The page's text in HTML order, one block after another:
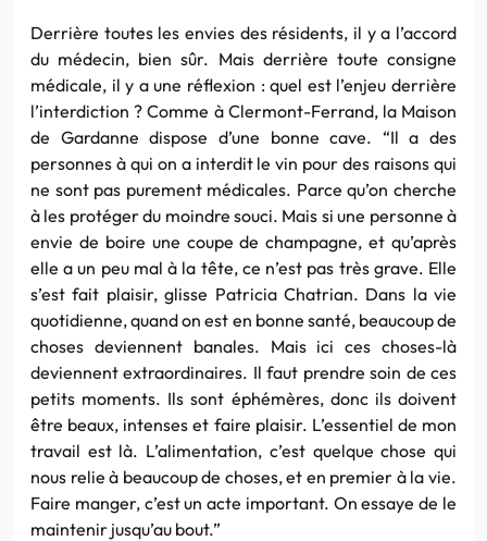
Derrière toutes les envies des résidents, il y a l’accord
du médecin, bien sûr. Mais derrière toute consigne
médicale, il y a une réflexion : quel est l’enjeu derrière
l’interdiction ? Comme à Clermont-Ferrand, la Maison
de Gardanne dispose d’une bonne cave. “Il a des
personnes à qui on a interdit le vin pour des raisons qui
ne sont pas purement médicales. Parce qu’on cherche
à les protéger du moindre souci. Mais si une personne à
envie de boire une coupe de champagne, et qu’après
elle a un peu mal à la tête, ce n’est pas très grave. Elle
s’est fait plaisir, glisse Patricia Chatrian. Dans la vie
quotidienne, quand on est en bonne santé, beaucoup de
choses deviennent banales. Mais ici ces choses-là
deviennent extraordinaires. Il faut prendre soin de ces
petits moments. Ils sont éphémères, donc ils doivent
être beaux, intenses et faire plaisir. L’essentiel de mon
travail est là. L’alimentation, c’est quelque chose qui
nous relie à beaucoup de choses, et en premier à la vie.
Faire manger, c’est un acte important. On essaye de le
maintenir jusqu’au bout.”